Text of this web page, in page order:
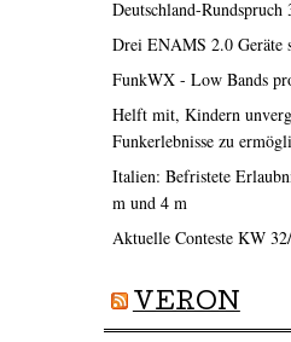
Deutschland-
Drei ENAMS 2.0 Geräte
FunkWX - Low Bands
Helft mit, Kindern
Funkerlebnisse zu
Italien: Befristete
m und 4 m
Aktuelle Conteste KW
VERON